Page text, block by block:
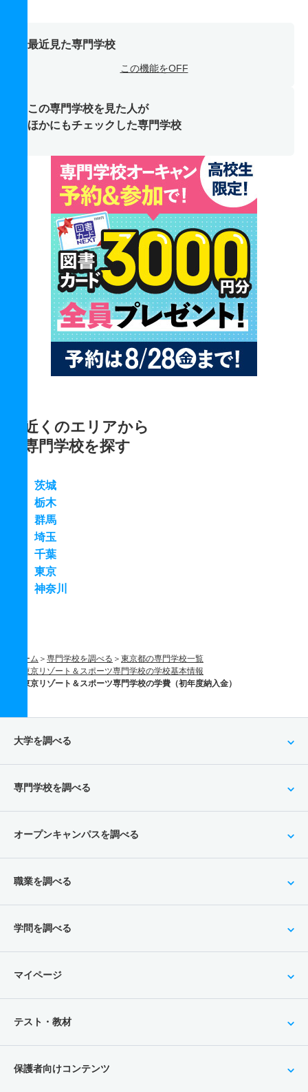
最近見た専門学校
この機能をOFF
この専門学校を見た人が
ほかにもチェックした専門学校
近くのエリアから
専門学校を探す
茨城
栃木
群馬
埼玉
千葉
東京
神奈川
ホーム 専門学校を調べる
東京都の専門学校一覧
東京リゾート＆スポーツ専門学校の学校基本情報
東京リゾート＆スポーツ専門学校の学費（初年度納入金）
大学を調べる
専門学校を調べる
オープンキャンパスを調べる
職業を調べる
学問を調べる
マイページ
テスト・教材
保護者向けコンテンツ